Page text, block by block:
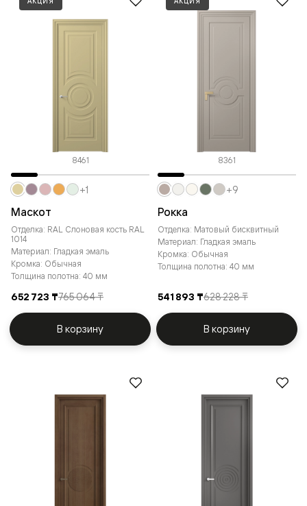
8461
Маскот
Отделка: RAL Слоновая кость RAL
1014
Материал: Гладкая эмаль
Кромка: Обычная
Толщина полотна: 40 мм
652 723 ₸765 064 ₸
+1
В корзину
8361
Рокка
Отделка: Матовый бисквитный
Материал: Гладкая эмаль
Кромка: Обычная
Толщина полотна: 40 мм
541 893 ₸628 228 ₸
+9
В корзину